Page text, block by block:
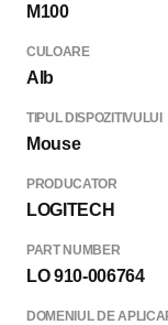
M100
CULOARE
Alb
TIPUL DISPOZITIVULUI
Mouse
PRODUCATOR
LOGITECH
PART NUMBER
LO 910-006764
DOMENIUL DE